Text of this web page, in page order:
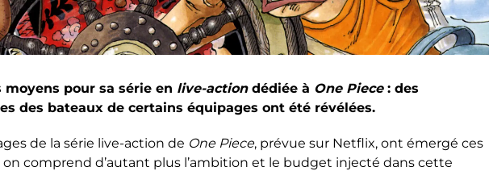
pour sa série en live-actiondédiée à One Piece : des
des bateaux de certains équipages ont été révélées.
de la série live-action de One Piece, prévue sur Netflix, ont émergé ces
on comprend d’autant plus l’ambition et le budget injecté dans cette